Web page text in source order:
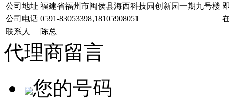
公司地址 福建省福州市闽侯县海西科技园创新园一期九号楼
公司电话 0591-83053398,18105908051
联系人
陈总
代理商留言
您的号码